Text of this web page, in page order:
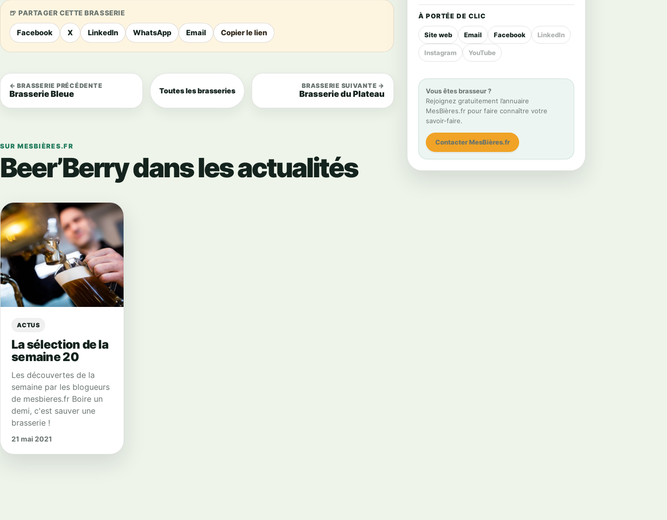
PARTAGER CETTE BRASSERIE
Facebook X LinkedIn WhatsApp Email Copier le lien
← BRASSERIE PRÉCÉDENTE
Brasserie Bleue Toutes les brasseries
BRASSERIE SUIVANTE →
Brasserie du Plateau
SUR MESBIÈRES.FR
Beer’Berry dans les actualités
ACTUS
La sélection de la
semaine 20
Les découvertes de la
semaine par les blogueurs
de mesbieres.fr Boire un
demi, c'est sauver une
brasserie !
21 mai 2021
À PORTÉE DE CLIC
Site web Email Facebook LinkedIn
Instagram YouTube
Vous êtes brasseur ?
Rejoignez gratuitement l’annuaire
MesBières.fr pour faire connaître votre
savoir-faire.
Contacter MesBières.fr